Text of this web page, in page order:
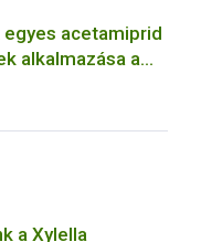
acetamiprid
alkalmazása a
a Xylella